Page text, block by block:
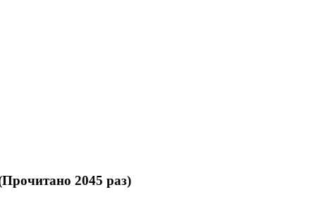
2045 раз)